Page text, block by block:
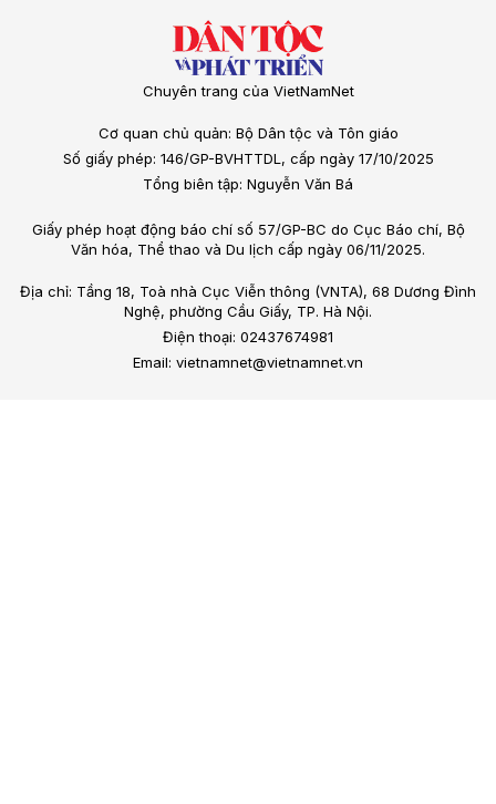
Chuyên trang của VietNamNet
Cơ quan chủ quản: Bộ Dân tộc và Tôn giáo
Số giấy phép: 146/GP-BVHTTDL, cấp ngày 17/10/2025
Tổng biên tập: Nguyễn Văn Bá
Giấy phép hoạt động báo chí số 57/GP-BC do Cục Báo chí, Bộ
Văn hóa, Thể thao và Du lịch cấp ngày 06/11/2025.
Địa chỉ: Tầng 18, Toà nhà Cục Viễn thông (VNTA), 68 Dương Đình
Nghệ, phường Cầu Giấy, TP. Hà Nội.
Điện thoại: 02437674981
Email: vietnamnet@vietnamnet.vn